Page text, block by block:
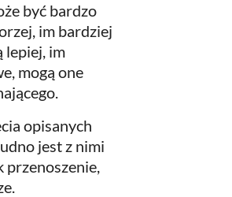
być bardzo
im bardziej
lepiej, im
mogą one
opisanych
jest z nimi
przenoszenie,